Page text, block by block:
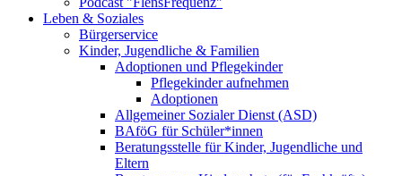
Leben & Soziales
Bürgerservice
Kinder, Jugendliche & Familien
Adoptionen und Pflegekinder
Pflegekinder aufnehmen
Adoptionen
Allgemeiner Sozialer Dienst (ASD)
BAföG für Schüler*innen
Beratungsstelle für Kinder, Jugendliche und
Eltern